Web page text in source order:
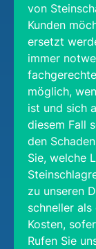
von
Kunden
ersetzt
immer
möglich,
ist und sich
diesem Fall
den
Sie, welche
zu unseren
schneller
Kosten,
Rufen Sie